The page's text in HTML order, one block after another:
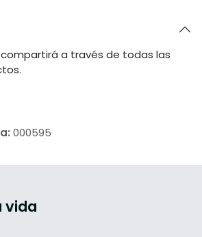
a través de todas las
000595
vida